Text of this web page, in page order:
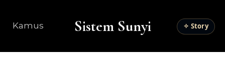
Kamus Sistem Sunyi ✧ Story